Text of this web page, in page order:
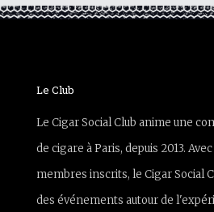
Le Club
Le Cigar Social Club anime une
de cigare à Paris, depuis 2013.
membres inscrits, le Cigar Social
des événements autour de